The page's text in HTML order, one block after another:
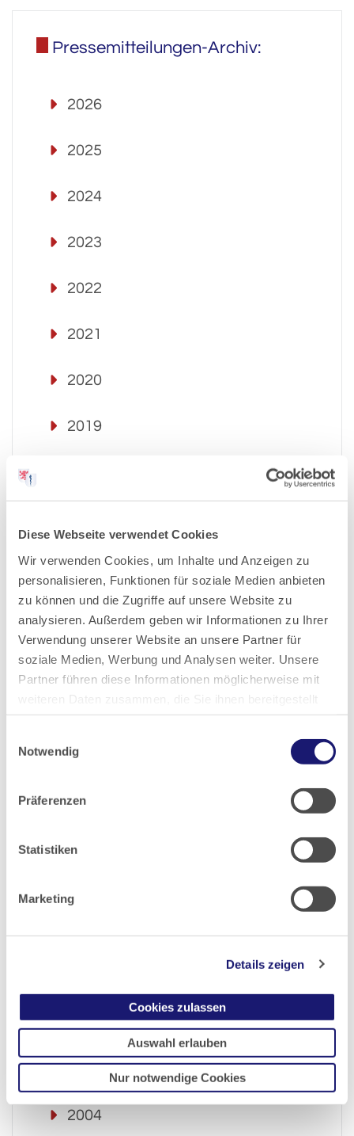
Diese Webseite verwendet Cookies
Wir verwenden Cookies, um Inhalte und Anzeigen zu
personalisieren, Funktionen für soziale Medien anbieten
zu können und die Zugriffe auf unsere Website zu
analysieren. Außerdem geben wir Informationen zu Ihrer
Verwendung unserer Website an unsere Partner für
soziale Medien, Werbung und Analysen weiter. Unsere
Partner führen diese Informationen möglicherweise mit
haben oder die sie im Rahmen Ihrer Nutzung der Dienste
Notwendig
Präferenzen
Statistiken
Marketing
Details zeigen
Cookies zulassen
Auswahl erlauben
Nur notwendige Cookies
Pressemitteilungen-Archiv:
2026
2025
2024
2023
2022
2021
2020
2019
2016
2014
2012
2011
2008
2006
2005
2004